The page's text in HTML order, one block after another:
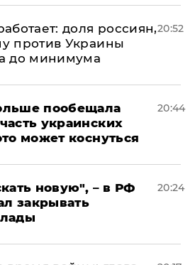
доля россиян,
против Украины
до минимума
20:52
пообещала
украинских
может коснуться
20:44
новую", – в РФ
закрывать
20:24